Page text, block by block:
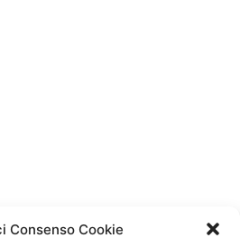
Consenso Cookie